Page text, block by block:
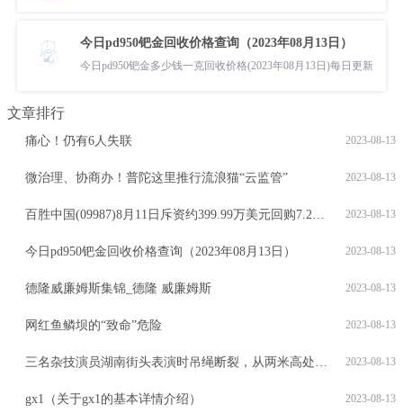
今日pd950钯金回收价格查询（2023年08月13日）
今日pd950钯金多少钱一克回收价格(2023年08月13日)每日更新
文章排行
2023-08-13
痛心！仍有6人失联
2023-08-13
微治理、协商办！普陀这里推行流浪猫“云监管”
2023-08-13
百胜中国(09987)8月11日斥资约399.99万美元回购7.2万股
2023-08-13
今日pd950钯金回收价格查询（2023年08月13日）
2023-08-13
德隆威廉姆斯集锦_德隆 威廉姆斯
2023-08-13
网红鱼鳞坝的“致命”危险
2023-08-13
三名杂技演员湖南街头表演时吊绳断裂，从两米高处坠地，医院：伤者打针后离开
2023-08-13
gx1（关于gx1的基本详情介绍）